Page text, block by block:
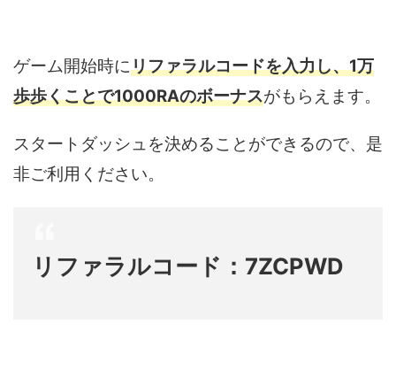
ゲーム開始時にリファラルコードを入力し、1万
歩歩くことで1000RAのボーナスがもらえます。
スタートダッシュを決めることができるので、是
非ご利用ください。
リファラルコード：7ZCPWD